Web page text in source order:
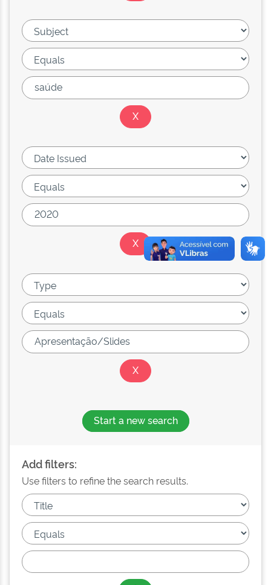
Start a new search
Add filters:
Use filters to refine the search results.